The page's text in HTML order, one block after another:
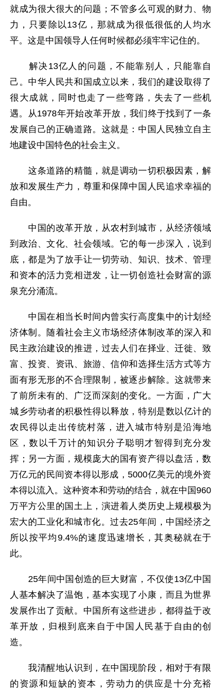
就成为很大很大的问题；不管多么可观的财力、物
力，只要除以13亿，那就成为很低很低的人均水
平。这是中国领导人任何时候都必须牢牢记住的。
解决13亿人的问题，不能靠别人，只能靠自
己。中华人民共和国成立以来，我们的建设取得了
很大成就，同时也走了一些弯路，失去了一些机
遇。从1978年开始改革开放，我们终于找到了一条
发展自己的正确道路。这就是：中国人民独立自主
地建设中国特色的社会主义。
这条道路的精髓，就是调动一切积极因素，解
放和发展生产力，尊重和保障中国人民追求幸福的
自由。
中国的改革开放，从农村到城市，从经济领域
到政治、文化、社会领域。它的每一步深入，说到
底，都是为了放手让一切劳动、知识、技术、管理
和资本的活力竞相迸发，让一切创造社会财富的源
泉充分涌流。
中国在相当长时间内曾实行高度集中的计划经
济体制。随着社会主义市场经济体制改革的深入和
民主政治建设的推进，过去人们在择业、迁徙、致
富、投资、资讯、旅游、信仰和选择生活方式等方
面有形无形的不合理限制，被逐步解除。这就带来
了前所未有的、广泛而深刻的变化。一方面，广大
城乡劳动者的积极性得以释放，特别是数以亿计的
农民得以走出传统村落，进入城市特别是沿海地
区，数以千万计的知识分子聪明才智得到充分发
挥；另一方面，规模庞大的国有资产得以盘活，数
万亿元的民间资本得以形成，5000亿美元的境外资
本得以流入。这种资本和劳动的结合，就在中国960
万平方公里的国土上，演进着人类历史上规模极为
宏大的工业化和城市化。过去25年间，中国经济之
所以按平均9.4%的速度迅速增长，其奥秘就在于
此。
25年间中国创造的巨大财富，不仅使13亿中国
人基本解决了温饱，基本实现了小康，而且为世界
发展作出了贡献。中国所有这些进步，都得益于改
革开放，归根到底来自于中国人民基于自由的创
造。
我清醒地认识到，在中国现阶段，相对于有限
的资源和短缺的资本，劳动力的供应是十分充裕